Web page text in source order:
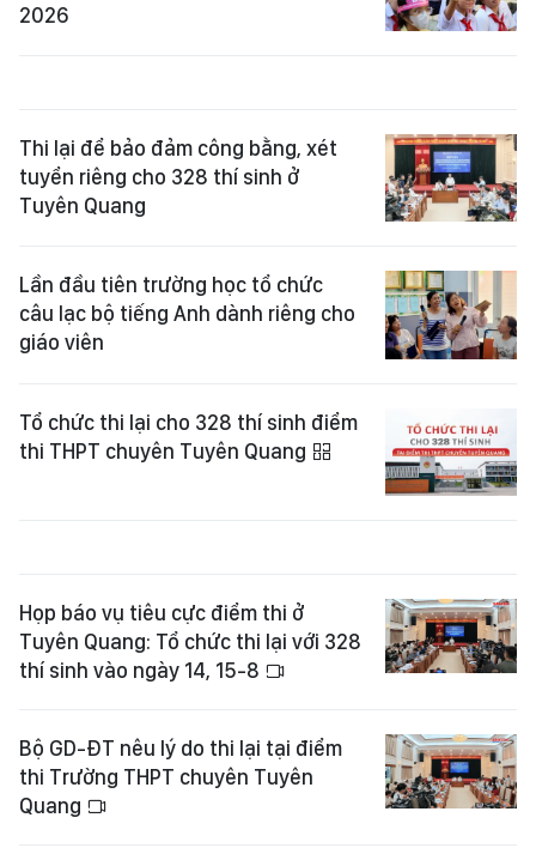
2026
Thi lại để bảo đảm công bằng, xét
tuyển riêng cho 328 thí sinh ở
Tuyên Quang
Lần đầu tiên trường học tổ chức
câu lạc bộ tiếng Anh dành riêng cho
giáo viên
Tổ chức thi lại cho 328 thí sinh điểm
thi THPT chuyên Tuyên Quang
Họp báo vụ tiêu cực điểm thi ở
Tuyên Quang: Tổ chức thi lại với 328
thí sinh vào ngày 14, 15-8
Bộ GD-ĐT nêu lý do thi lại tại điểm
thi Trường THPT chuyên Tuyên
Quang